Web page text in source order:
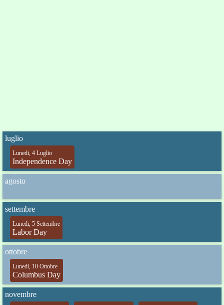
luglio
Lunedi, 4 Luglio
Independence Day
agosto
settembre
Lunedi, 5 Settembre
Labor Day
ottobre
Lunedi, 10 Ottobre
Columbus Day
novembre